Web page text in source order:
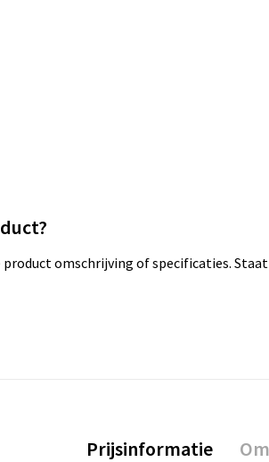
omschrijving of specificaties.
Prijsinformatie